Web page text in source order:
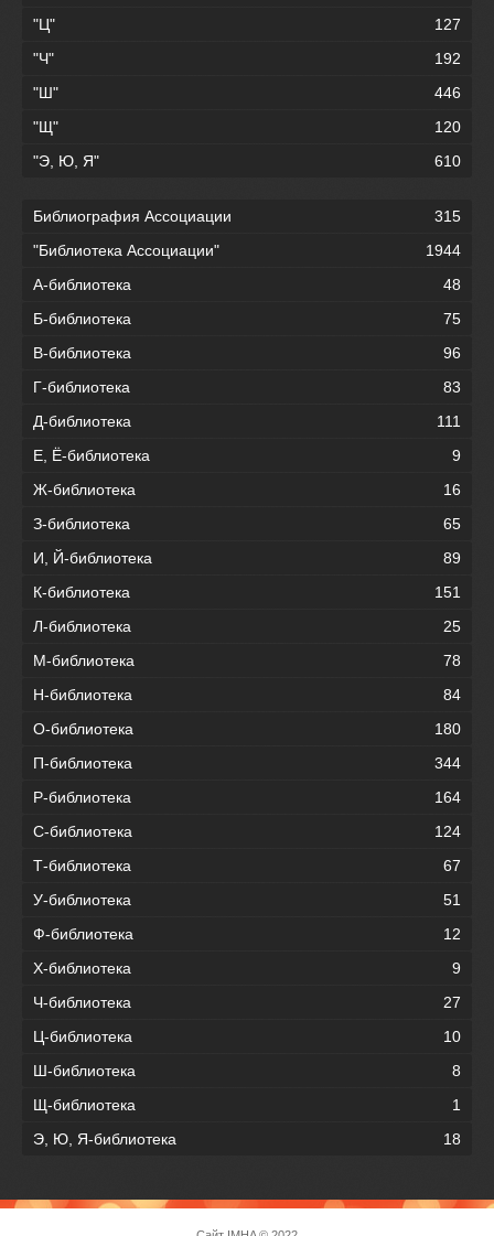
"Ц"
127
"Ч"
192
"Ш"
446
"Щ"
120
"Э, Ю, Я"
610
Библиография Ассоциации
315
"Библиотека Ассоциации"
1944
А-библиотека
48
Б-библиотека
75
В-библиотека
96
Г-библиотека
83
Д-библиотека
111
Е, Ё-библиотека
9
Ж-библиотека
16
З-библиотека
65
И, Й-библиотека
89
К-библиотека
151
Л-библиотека
25
М-библиотека
78
Н-библиотека
84
О-библиотека
180
П-библиотека
344
Р-библиотека
164
С-библиотека
124
Т-библиотека
67
У-библиотека
51
Ф-библиотека
12
Х-библиотека
9
Ч-библиотека
27
Ц-библиотека
10
Ш-библиотека
8
Щ-библиотека
1
Э, Ю, Я-библиотека
18